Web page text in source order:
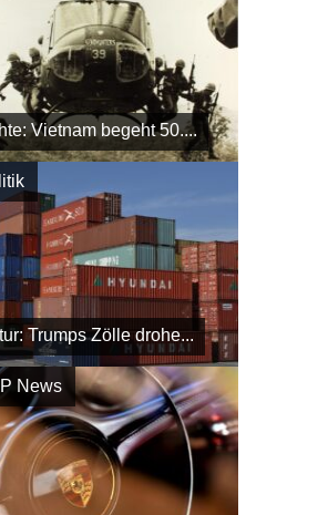
Vietnam begeht 50....
Trumps Zölle drohe...
News